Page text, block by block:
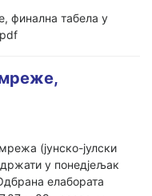
финална табела у
(јунско-јулски
у понедјељак
елабората